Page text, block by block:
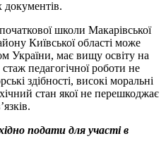
школи Макарівської
Київської області може
України, має вищу освіту на
стаж педагогічної роботи не
здібності, високі моральні
стан якої не перешкоджає
подати для участі в